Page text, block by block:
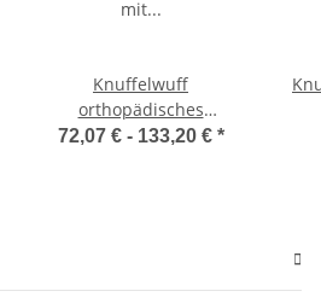
Knuffelwuff
orthopädisches
Hundebett aus Velours
72,07 € - 133,20 € *